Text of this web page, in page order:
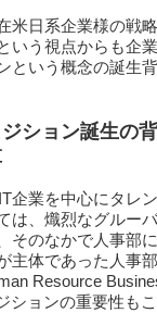
米日系企業様の戦
いう視点からも企
という概念の誕生
ション誕生の
企業を中心にタレ
は、熾烈なグルー
そのなかで人事部
主体であった人事
Resource
ションの重要性も